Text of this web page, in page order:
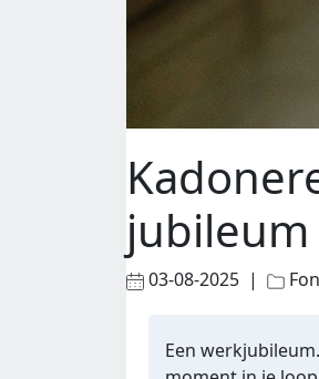
03-08-2025 |
Een